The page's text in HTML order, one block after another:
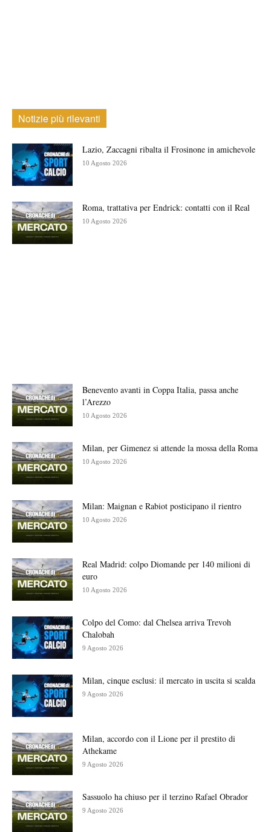
Notizie più rilevanti
Lazio, Zaccagni ribalta il Frosinone in amichevole
10 Agosto 2026
Roma, trattativa per Endrick: contatti con il Real
10 Agosto 2026
Benevento avanti in Coppa Italia, passa anche
l’Arezzo
10 Agosto 2026
Milan, per Gimenez si attende la mossa della Roma
10 Agosto 2026
Milan: Maignan e Rabiot posticipano il rientro
10 Agosto 2026
Real Madrid: colpo Diomande per 140 milioni di
euro
10 Agosto 2026
Colpo del Como: dal Chelsea arriva Trevoh
Chalobah
9 Agosto 2026
Milan, cinque esclusi: il mercato in uscita si scalda
9 Agosto 2026
Milan, accordo con il Lione per il prestito di
Athekame
9 Agosto 2026
Sassuolo ha chiuso per il terzino Rafael Obrador
9 Agosto 2026